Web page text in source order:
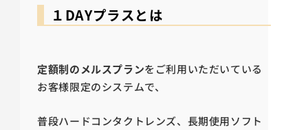
１DAYプラスとは
定額制のメルスプランをご利用いただいている
お客様限定のシステムで、
普段ハードコンタクトレンズ、長期使用ソフト